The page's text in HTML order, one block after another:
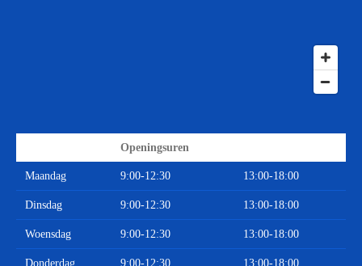
Openingsuren
Maandag 9:00-12:30 13:00-18:00
Dinsdag 9:00-12:30 13:00-18:00
Woensdag 9:00-12:30 13:00-18:00
Donderdag 9:00-12:30 13:00-18:00